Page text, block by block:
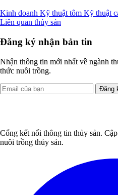
Kinh doanh Kỹ thuật tôm Kỹ thuật
Liên quan thủy sản
Đăng ký nhận bản tin
Nhận thông tin mới nhất về ngành
thức nuôi trồng.
Đăng
Cổng kết nối thông tin thủy sản.
nuôi trồng thủy sản.